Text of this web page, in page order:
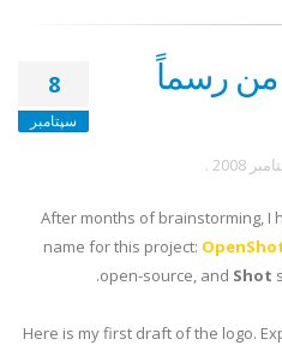
8
سپتامبر
من رسماً
.
After months of brainstorming, I
name for this project:
open-source, and Shot
Here is my first draft of the logo.